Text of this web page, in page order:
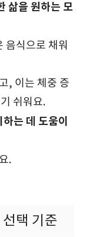
삶을 원하는 모
음식으로 채워
, 이는 체중 증
쉬워요.
는 데 도움이
.
택 기준